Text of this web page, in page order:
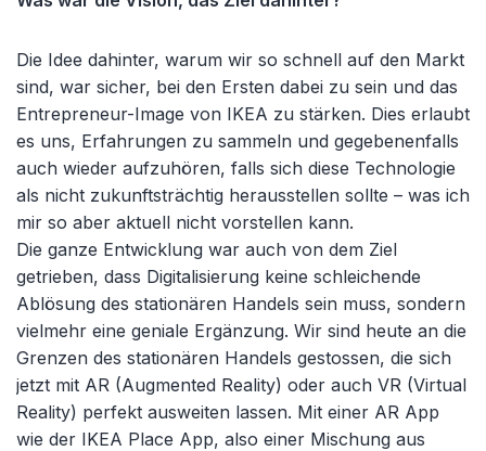
Die Idee dahinter, warum wir so schnell auf den Markt
sind, war sicher, bei den Ersten dabei zu sein und das
Entrepreneur-Image von IKEA zu stärken. Dies erlaubt
es uns, Erfahrungen zu sammeln und gegebenenfalls
auch wieder aufzuhören, falls sich diese Technologie
als nicht zukunftsträchtig herausstellen sollte – was ich
mir so aber aktuell nicht vorstellen kann.
Die ganze Entwicklung war auch von dem Ziel
getrieben, dass Digitalisierung keine schleichende
Ablösung des stationären Handels sein muss, sondern
vielmehr eine geniale Ergänzung. Wir sind heute an die
Grenzen des stationären Handels gestossen, die sich
jetzt mit AR (Augmented Reality) oder auch VR (Virtual
Reality) perfekt ausweiten lassen. Mit einer AR App
wie der IKEA Place App, also einer Mischung aus